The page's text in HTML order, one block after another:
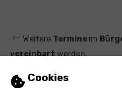
Einstellungen zu
Cookies
Weitere Termine im
vereinbartwerden.
Leichte Sprache